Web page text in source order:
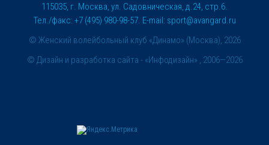
© Женский волейбольный клуб «Динамо» (Москва), 2026
115035, г. Москва, ул. Садовническая, д.24, стр.6.
Тел./факс: +7 (495) 980-98-57. E-mail: sport@avangard.ru
© Дизайн и разработка сайта - «Инфодизайн» , 2006—2026